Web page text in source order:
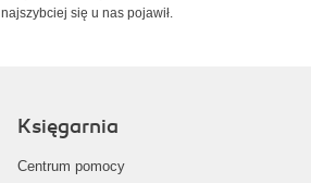
się u nas pojawił.
Księgarnia
Centrum pomocy